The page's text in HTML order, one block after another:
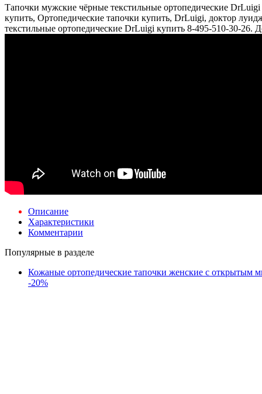
Тапочки мужские чёрные текстильные ортопедические
купить, Ортопедические тапочки купить, DrLuigi, доктор
текстильные ортопедические DrLuigi купить 8-495-510-30-
Описание
Характеристики
Комментарии
Популярные в разделе
Кожаные ортопедические тапочки женские с открытым
-20%